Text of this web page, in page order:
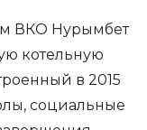
ВКО Нурымбет
котельную
в 2015
социальные